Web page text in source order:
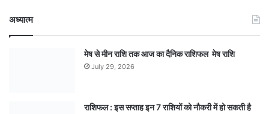
अध्यात्म
मेष से मीन राशि तक आज का दैनिक राशिफल मेष राशि
July 29, 2026
राशिफल : इस सप्ताह इन 7 राशियों को नौकरी में हो सकती है